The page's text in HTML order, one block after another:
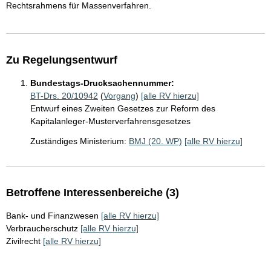
Rechtsrahmens für Massenverfahren.
Zu Regelungsentwurf
Bundestags-Drucksachennummer:
BT-Drs. 20/10942 (Vorgang) [alle RV hierzu]
Entwurf eines Zweiten Gesetzes zur Reform des
Kapitalanleger-Musterverfahrensgesetzes
Zuständiges Ministerium: BMJ (20. WP) [alle RV hierzu]
Betroffene Interessenbereiche (3)
Bank- und Finanzwesen [alle RV hierzu]
Verbraucherschutz [alle RV hierzu]
Zivilrecht [alle RV hierzu]